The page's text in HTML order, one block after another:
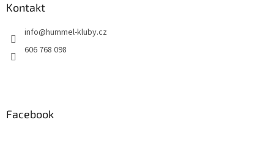
Kontakt
info@hummel-kluby.cz
606 768 098
Facebook